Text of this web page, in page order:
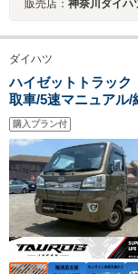
販売店： 神奈川ダイハ
ダイハツ
ハイゼットトラッ
取車/5速マニュアル/
ウ/パワーステアリン
ライザー
購入プラン付